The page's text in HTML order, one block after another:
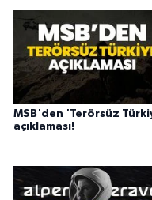
MSB'den 'Terörsüz
açıklaması!